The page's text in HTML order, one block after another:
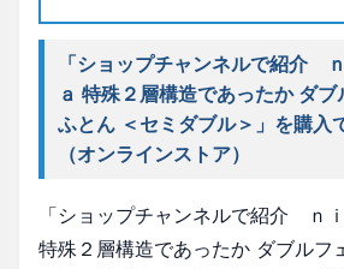
「ショップチャンネルで紹介
ａ 特殊２層構造であったか ダ
ふとん ＜セミダブル＞」を購入
（オンラインストア）
「ショップチャンネルで紹介 ｎ
特殊２層構造であったか ダブルフ